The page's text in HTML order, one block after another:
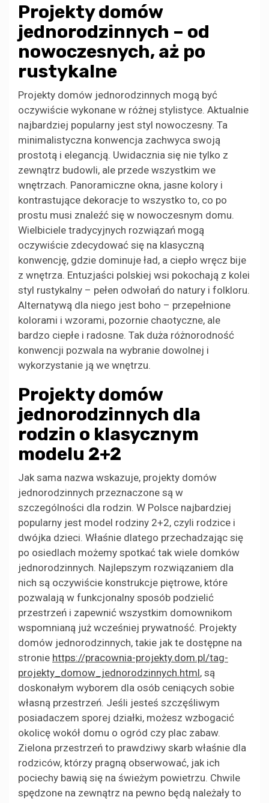
Projekty domów
jednorodzinnych – od
nowoczesnych, aż po
rustykalne
Projekty domów jednorodzinnych mogą być
oczywiście wykonane w różnej stylistyce. Aktualnie
najbardziej popularny jest styl nowoczesny. Ta
minimalistyczna konwencja zachwyca swoją
prostotą i elegancją. Uwidacznia się nie tylko z
zewnątrz budowli, ale przede wszystkim we
wnętrzach. Panoramiczne okna, jasne kolory i
kontrastujące dekoracje to wszystko to, co po
prostu musi znaleźć się w nowoczesnym domu.
Wielbiciele tradycyjnych rozwiązań mogą
oczywiście zdecydować się na klasyczną
konwencję, gdzie dominuje ład, a ciepło wręcz bije
z wnętrza. Entuzjaści polskiej wsi pokochają z kolei
styl rustykalny – pełen odwołań do natury i folkloru.
Alternatywą dla niego jest boho – przepełnione
kolorami i wzorami, pozornie chaotyczne, ale
bardzo ciepłe i radosne. Tak duża różnorodność
konwencji pozwala na wybranie dowolnej i
wykorzystanie ją we wnętrzu.
Projekty domów
jednorodzinnych dla
rodzin o klasycznym
modelu 2+2
Jak sama nazwa wskazuje, projekty domów
jednorodzinnych przeznaczone są w
szczególności dla rodzin. W Polsce najbardziej
popularny jest model rodziny 2+2, czyli rodzice i
dwójka dzieci. Właśnie dlatego przechadzając się
po osiedlach możemy spotkać tak wiele domków
jednorodzinnych. Najlepszym rozwiązaniem dla
nich są oczywiście konstrukcje piętrowe, które
pozwalają w funkcjonalny sposób podzielić
przestrzeń i zapewnić wszystkim domownikom
wspomnianą już wcześniej prywatność. Projekty
domów jednorodzinnych, takie jak te dostępne na
stronie https://pracownia-projekty.dom.pl/tag-
projekty_domow_jednorodzinnych.html, są
doskonałym wyborem dla osób ceniących sobie
własną przestrzeń. Jeśli jesteś szczęśliwym
posiadaczem sporej działki, możesz wzbogacić
okolicę wokół domu o ogród czy plac zabaw.
Zielona przestrzeń to prawdziwy skarb właśnie dla
rodziców, którzy pragną obserwować, jak ich
pociechy bawią się na świeżym powietrzu. Chwile
spędzone na zewnątrz na pewno będą należały to